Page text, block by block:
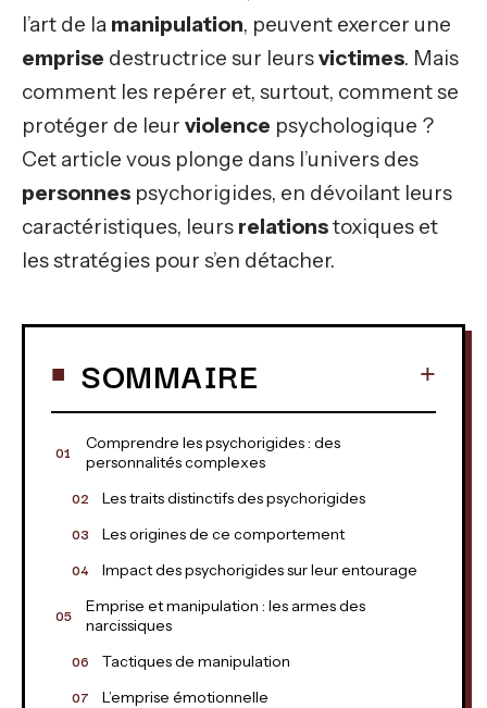
l’art de la manipulation, peuvent exercer une
emprise destructrice sur leursvictimes. Mais
comment les repérer et, surtout, comment se
protéger de leur violence psychologique ?
Cet article vous plonge dans l’univers des
personnes psychorigides, en dévoilant leurs
caractéristiques, leurs relationstoxiques et
les stratégies pour s’en détacher.
SOMMAIRE
Comprendre les psychorigides : des
personnalités complexes
Les traits distinctifs des psychorigides
Les origines de ce comportement
Impact des psychorigides sur leur entourage
Emprise et manipulation : les armes des
narcissiques
Tactiques de manipulation
L’emprise émotionnelle